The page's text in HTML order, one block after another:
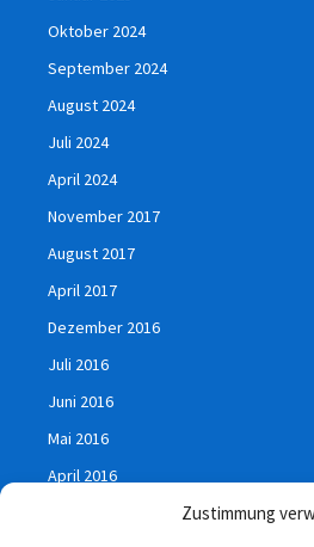
Zustimmung
Oktober 2024
September 2024
August 2024
Juli 2024
April 2024
November 2017
August 2017
April 2017
Dezember 2016
Juli 2016
Juni 2016
Mai 2016
April 2016